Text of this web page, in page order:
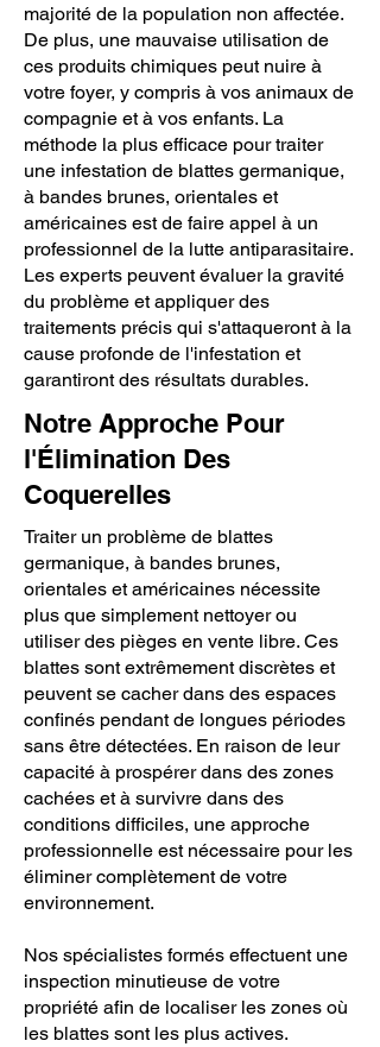
majorité de la population non affectée.
De plus, une mauvaise utilisation de
ces produits chimiques peut nuire à
votre foyer, y compris à vos animaux de
compagnie et à vos enfants. La
méthode la plus efficace pour traiter
une infestation de blattes germanique,
à bandes brunes, orientales et
américaines est de faire appel à un
professionnel de la lutte antiparasitaire.
Les experts peuvent évaluer la gravité
du problème et appliquer des
traitements précis qui s'attaqueront à la
cause profonde de l'infestation et
garantiront des résultats durables.
Notre Approche Pour
l'Élimination Des
Coquerelles
Traiter un problème de blattes
germanique, à bandes brunes,
orientales et américaines nécessite
plus que simplement nettoyer ou
utiliser des pièges en vente libre. Ces
blattes sont extrêmement discrètes et
peuvent se cacher dans des espaces
confinés pendant de longues périodes
sans être détectées. En raison de leur
capacité à prospérer dans des zones
cachées et à survivre dans des
conditions difficiles, une approche
professionnelle est nécessaire pour les
éliminer complètement de votre
environnement.
Nos spécialistes formés effectuent une
inspection minutieuse de votre
propriété afin de localiser les zones où
les blattes sont les plus actives.